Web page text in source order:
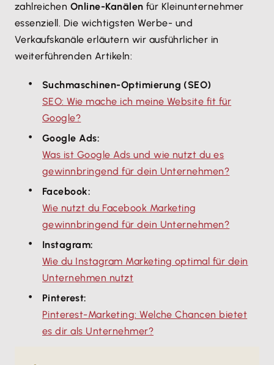
zahlreichen Online-Kanälen für Kleinunternehmer
essenziell. Die wichtigsten Werbe- und
Verkaufskanäle erläutern wir ausführlicher in
weiterführenden Artikeln:
Suchmaschinen-Optimierung (SEO)
SEO: Wie mache ich meine Website fit für
Google?
Google Ads:
Was ist Google Ads und wie nutzt du es
gewinnbringend für dein Unternehmen?
Facebook:
Wie nutzt du Facebook Marketing
gewinnbringend für dein Unternehmen?
Instagram:
Wie du Instagram Marketing optimal für dein
Unternehmen nutzt
Pinterest:
Pinterest-Marketing: Welche Chancen bietet
es dir als Unternehmer?